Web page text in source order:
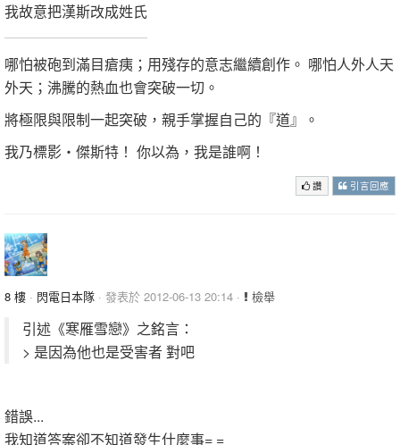
我故意把漢斯改成姓氏
哪怕被砲到滿目瘡痍；用殘存的意志繼續創作。 哪怕人外人天
外天；沸騰的熱血也會突破一切。
將極限與限制一起突破，親手掌握自己的『道』。
我乃標影‧傑斯特！ 你以為，我是誰啊！
讚 引言回應
8 樓 · 閃電日本隊 · 發表於 2012-06-13 20:14 · 檢舉
引述《寒雁雪戀》之銘言：
> 是因為他也是受害者 對吧
錯誤...
我知道答案卻不知道發生什麼事= =